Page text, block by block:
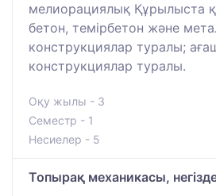
мелиорациялық Құрылыста
бетон, темірбетон және
конструкциялар туралы;
конструкциялар туралы.
Оқу жылы - 3
Семестр - 1
Несиелер - 5
Топырақ механикасы,